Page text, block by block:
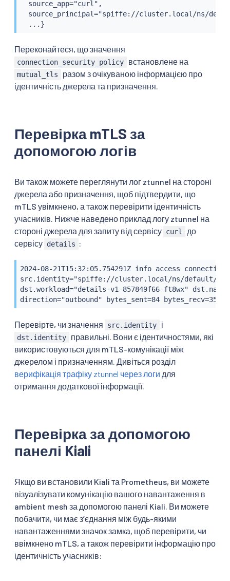
  source_app="curl",
source_principal="spiffe://cluster.local/ns/
  ...}
Переконайтеся, що значення
connection_security_policy встановлене на
mutual_tls
разом з очікуваною інформацією про
ідентичність джерела та призначення.
Перевірка mTLS за
допомогою логів
Ви також можете переглянути лог ztunnel на стороні
джерела або призначення, щоб підтвердити, що
mTLS увімкнено, а також перевірити ідентичність
учасників. Нижче наведено приклад логу ztunnel на
стороні джерела для запиту від сервісу curl
до
сервісу details :
2024-08-21T15:32:05.754291Z info access
src.identity="spiffe://cluster.local/ns/default/sa/
dst.workload="details-v1-857849f66-ft8wx"
direction="outbound" bytes_sent=84 bytes_recv=358
Перевірте, чи значення src.identity і
dst.identity
правильні. Вони є ідентичностями, які
використовуються для mTLS-комунікації між
джерелом і призначенням. Дивіться розділ
верифікація трафіку ztunnel через логи для
отримання додаткової інформації.
Перевірка за допомогою
панелі Kiali
Якщо ви встановили Kiali та Prometheus, ви можете
візуалізувати комунікацію вашого навантаження в
ambient mesh за допомогою панелі Kiali. Ви можете
побачити, чи має зʼєднання між будь-якими
навантаженнями значок замка, щоб перевірити, чи
ввімкнено mTLS, а також перевірити інформацію про
ідентичність учасників: